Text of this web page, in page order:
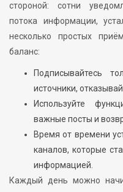
стороной: сотни
потока информации,
несколько простых
баланс:
Подписывайтесь
источники,
Используйте
важные посты и
Время от времени
каналов, которые
информацией.
Каждый день можно